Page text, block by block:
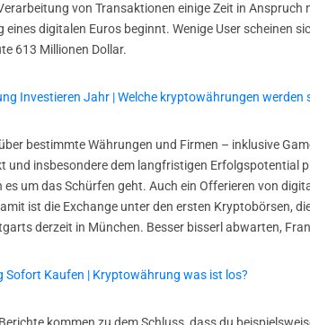
von Transaktionen einige Zeit in
eines digitalen Euros beginnt. Wenige User scheinen
613 Millionen Dollar.
Investieren Jahr | Welche kryptowährungen werden
bestimmte Währungen und Firmen – inklusive
und insbesondere dem langfristigen Erfolgspotential
es um das Schürfen geht. Auch ein Offerieren von
ist die Exchange unter den ersten Kryptobörsen,
derzeit in München. Besser bisserl abwarten,
Sofort Kaufen | Kryptowährung was ist los?